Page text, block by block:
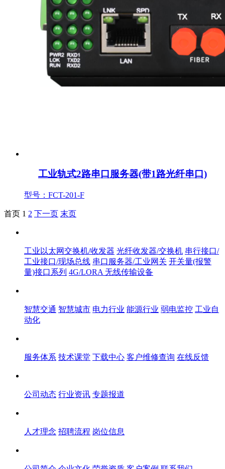
工业轨式2路串口服务器(带1路光纤串口)
型号：FCT-201-F
首页 1 2 下一页 末页
工业以太网交换机/收发器 光纤收发器/交换机 串行接口/
工业接口/现场总线 串口服务器/工业网关 开关量(报警
量)接口系列 4G/LORA 无线传输设备
智慧交通 智慧城市 电力行业 能源行业 弱电监控 工业自
动化
服务体系 技术课堂 下载中心 客户维修查询 在线反馈
公司动态 行业资讯 专题报道
人才理念 招聘流程 岗位信息